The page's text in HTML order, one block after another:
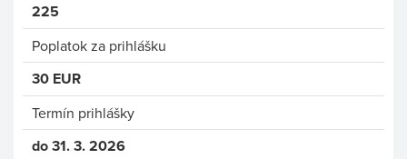
225
Poplatok za prihlášku
30 EUR
Termín prihlášky
do 31. 3. 2026